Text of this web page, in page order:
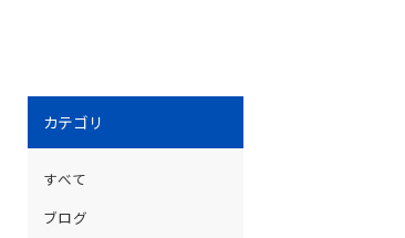
カテゴリ
すべて
ブログ